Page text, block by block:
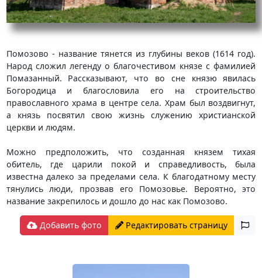
Помозово - название тянется из глубины веков (1614 год).
Народ сложил легенду о благочестивом князе с фамилией
Помазанный. Рассказывают, что во сне князю явилась
Богородица и благословила его на строительство
православного храма в центре села. Храм был воздвигнут,
а князь посвятил свою жизнь служению христианской
церкви и людям.
Можно предположить, что созданная князем тихая
обитель, где царили покой и справедливость, была
известна далеко за пределами села. К благодатному месту
тянулись люди, прозвав его Помозовье. Вероятно, это
название закрепилось и дошло до нас как Помозово.
Добавить фото Редактировать страницу